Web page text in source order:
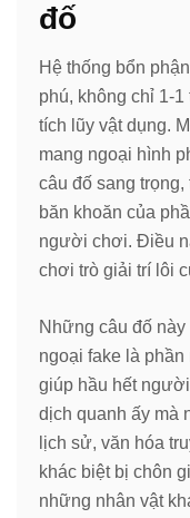
đố
Hệ thống bổn
phú, không chỉ 1-
tích lũy vật dụng.
mang ngoại hình
câu đố sang
băn khoăn của
người chơi. Điều
chơi trò giải trí lôi
Những câu đố
ngoại fake là
giúp hầu hết
dịch quanh ấy mà
lịch sử, văn hóa
khác biệt bị chôn
những nhân vật